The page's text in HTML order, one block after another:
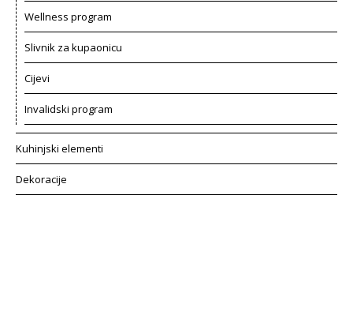
Wellness program
Slivnik za kupaonicu
Cijevi
Invalidski program
Kuhinjski elementi
Dekoracije